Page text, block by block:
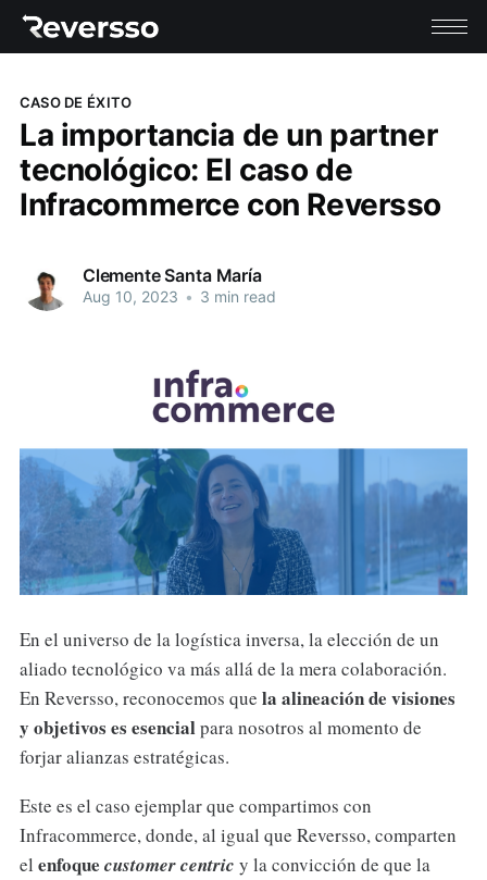
CASO DE ÉXITO
La importancia de un partner
tecnológico: El caso de
Infracommerce con Reversso
Clemente Santa María
Aug 10, 2023 • 3 min read
En el universo de la logística inversa, la elección de un
aliado tecnológico va más allá de la mera colaboración.
En Reversso, reconocemos que la alineación de visiones
y objetivos es esencialpara nosotros al momento de
forjar alianzas estratégicas.
Este es el caso ejemplar que compartimos con
Infracommerce, donde, al igual que Reversso, comparten
el enfoque customer centric y la convicción de que la